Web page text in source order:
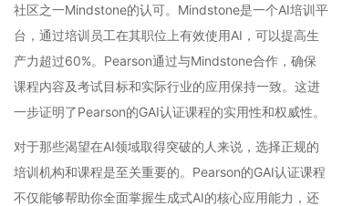
社区之一Mindstone的认可。Mindstone是一个AI培训平
台，通过培训员工在其职位上有效使用AI，可以提高生
产力超过60%。Pearson通过与Mindstone合作，确保
课程内容及考试目标和实际行业的应用保持一致。这进
一步证明了Pearson的GAI认证课程的实用性和权威性。
对于那些渴望在AI领域取得突破的人来说，选择正规的
培训机构和课程是至关重要的。Pearson的GAI认证课程
不仅能够帮助你全面掌握生成式AI的核心应用能力，还